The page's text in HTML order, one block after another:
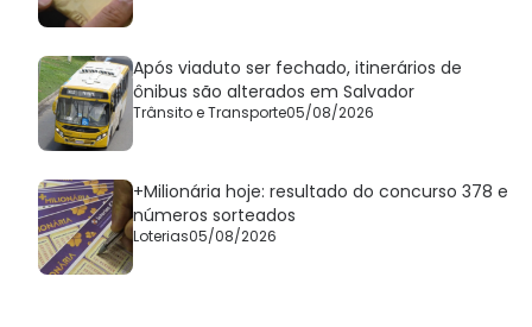
Após viaduto ser fechado, itinerários de
ônibus são alterados em Salvador
Trânsito e Transporte05/08/2026
+Milionária hoje: resultado do concurso 378 e
números sorteados
Loterias05/08/2026